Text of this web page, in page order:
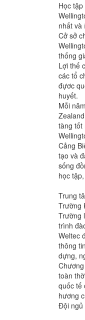
Học
nhất và
Cở sở
thống
Lợi thế
các tổ
đựơc
huyết.
Mỗi
tàng tốt
Cảng
tạo và
sống
học
Trung
Trường
Trường
trình
Weltec
thông
dựng,
toàn
quốc tế
hương
Đội ngủ